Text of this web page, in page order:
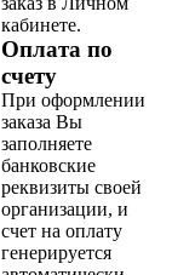
кабинете.
Оплата по
счету
При оформлении
заказа Вы
заполняете
банковские
реквизиты своей
организации, и
счет на оплату
генерируется